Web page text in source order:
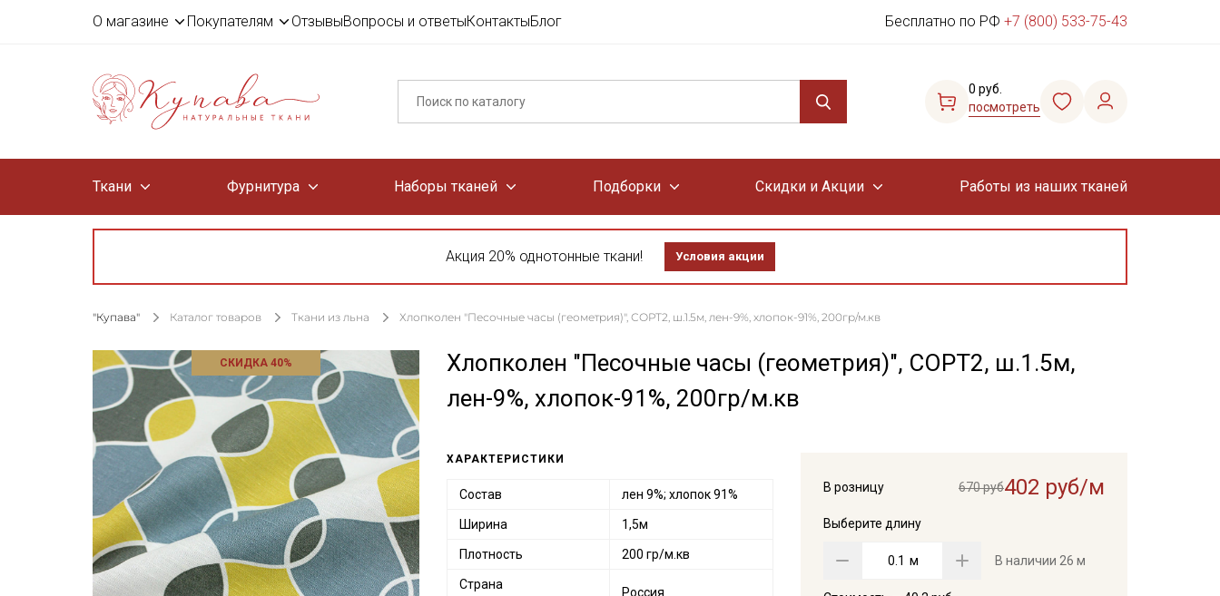
О магазине Покупателям ОтзывыВопросы и ответыКонтактыБлог Бесплатно по РФ +7 (800) 533-75-43
0 руб.
посмотреть
Ткани Фурнитура Наборы тканей Подборки Скидки и Акции Работы из наших тканей
Акция 20% однотонные ткани! Условия акции
"Купава" Каталог товаров Ткани из льна Хлопколен "Песочные часы (геометрия)", СОРТ2, ш.1.5м, лен-9%, хлопок-91%, 200гр/м.кв
СКИДКА 40%
Хлопколен "Песочные часы (геометрия)", СОРТ2, ш.1.5м,
лен-9%, хлопок-91%, 200гр/м.кв
В розницу 670 руб402 руб/м
Выберите длину
м В наличии 26 м
ХАРАКТЕРИСТИКИ
Состав лен 9%; хлопок 91%
Ширина 1,5м
Плотность 200 гр/м.кв
Страна
Россия